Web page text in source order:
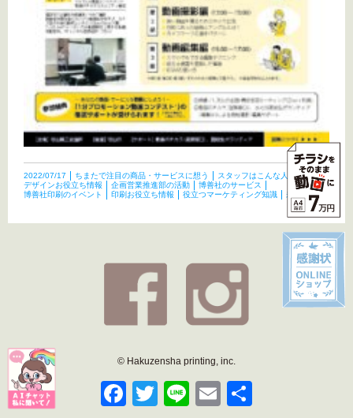
2022/07/17 ちまたで注目の商品・サービスに想う
スタッフはこんな人たち
デザインお役立ち情報
企画営業推進部の活動
博善社のサービス
博善社印刷のイベント
印刷お役立ち情報 役立つマーケティング知識 未分類
Facebook
Twitter
LineEmail
© Hakuzensha printing, inc.